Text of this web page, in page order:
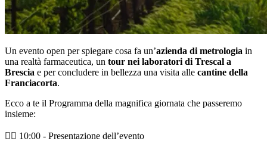
Un evento open per spiegare cosa fa un’azienda di metrologia in
una realtà farmaceutica, un tour nei laboratori di Trescal a
Brescia e per concludere in bellezza una visita alle cantine della
Franciacorta.
Ecco a te il Programma della magnifica giornata che passeremo
insieme:
✌🏻 10:00 - Presentazione dell’evento